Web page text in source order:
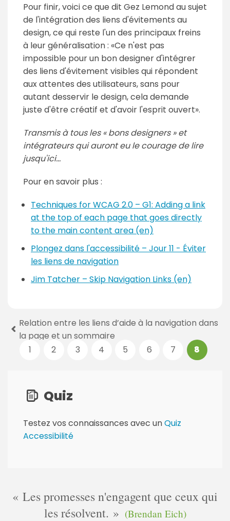
Pour finir, voici ce que dit Gez Lemond au sujet
de l'intégration des liens d'évitements au
design, ce qui reste l'un des principaux freins
à leur généralisation : Ce n'est pas
impossible pour un bon designer d'intégrer
des liens d'évitement visibles qui répondent
aux attentes des utilisateurs, sans pour
autant desservir le design, cela demande
juste d'être créatif et d'avoir l'esprit ouvert .
Transmis à tous les « bons designers » et
intégrateurs qui auront eu le courage de lire
jusqu'ici…
Pour en savoir plus :
Techniques for WCAG 2.0 – G1: Adding a link
at the top of each page that goes directly
to the main content area (en)
Plongez dans l'accessibilité – Jour 11 - Éviter
les liens de navigation
Jim Tatcher – Skip Navigation Links (en)
Relation entre les liens d’aide à la navigation dans
la page et un sommaire
1
2 3 4 5 6 7 8
Quiz
Testez vos connaissances avec unQuiz
Accessibilité
Les promesses n'engagent que ceux qui
les résolvent.
(Brendan Eich)